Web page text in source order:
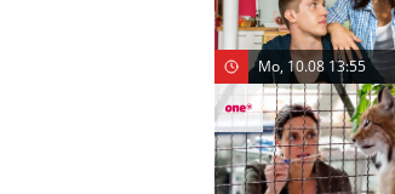
Mo, 10.08 13:55